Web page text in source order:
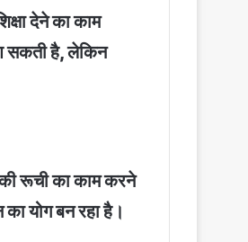
देने का काम
सकती है, लेकिन
रूची का काम करने
योग बन रहा है।